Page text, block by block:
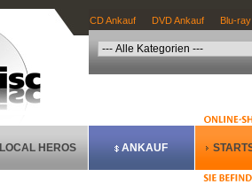
CD Ankauf DVD Ankauf Blu-
LOCAL HEROS ANKAUF